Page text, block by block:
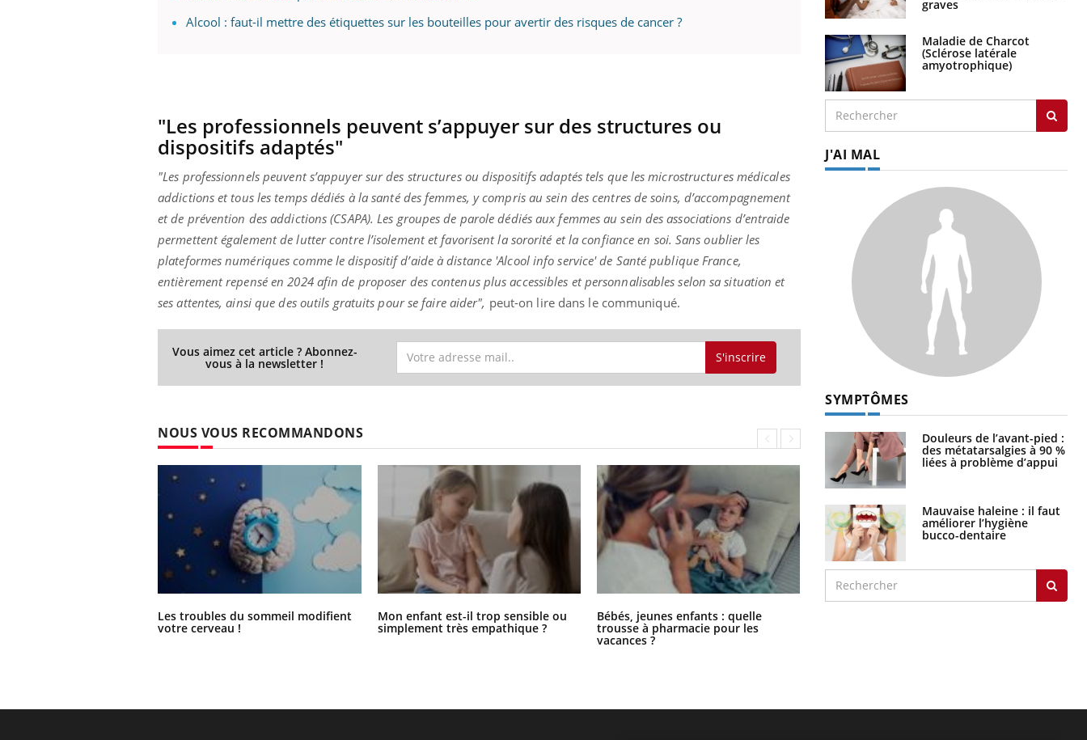
Alcool : faut-il mettre des étiquettes sur les bouteilles pour avertir des risques de cancer ?
"Les professionnels peuvent s’appuyer sur des structures ou
dispositifs adaptés"
"Les professionnels peuvent s’appuyer sur des structures ou dispositifs adaptés tels que les microstructures médicales
addictions et tous les temps dédiés à la santé des femmes, y compris au sein des centres de soins, d’accompagnement
et de prévention des addictions (CSAPA). Les groupes de parole dédiés aux femmes au sein des associations d’entraide
permettent également de lutter contre l’isolement et favorisent la sororité et la confiance en soi. Sans oublier les
plateformes numériques comme le dispositif d’aide à distance 'Alcool info service' de Santé publique France,
entièrement repensé en 2024 afin de proposer des contenus plus accessibles et personnalisables selon sa situation et
ses attentes, ainsi que des outils gratuits pour se faire aider", peut-on lire dans le communiqué.
Vous aimez cet article ? Abonnez-
vous à la newsletter ! S'inscrire
NOUS VOUS RECOMMANDONS
Les troubles du sommeil modifient
votre cerveau !
Mon enfant est-il trop sensible ou
simplement très empathique ?
Bébés, jeunes enfants : quelle
trousse à pharmacie pour les
vacances ?
graves
Maladie de Charcot
(Sclérose latérale
amyotrophique)
J'AI MAL
SYMPTÔMES
Douleurs de l’avant-pied :
des métatarsalgies à 90 %
liées à problème d’appui
Mauvaise haleine : il faut
améliorer l’hygiène
bucco-dentaire